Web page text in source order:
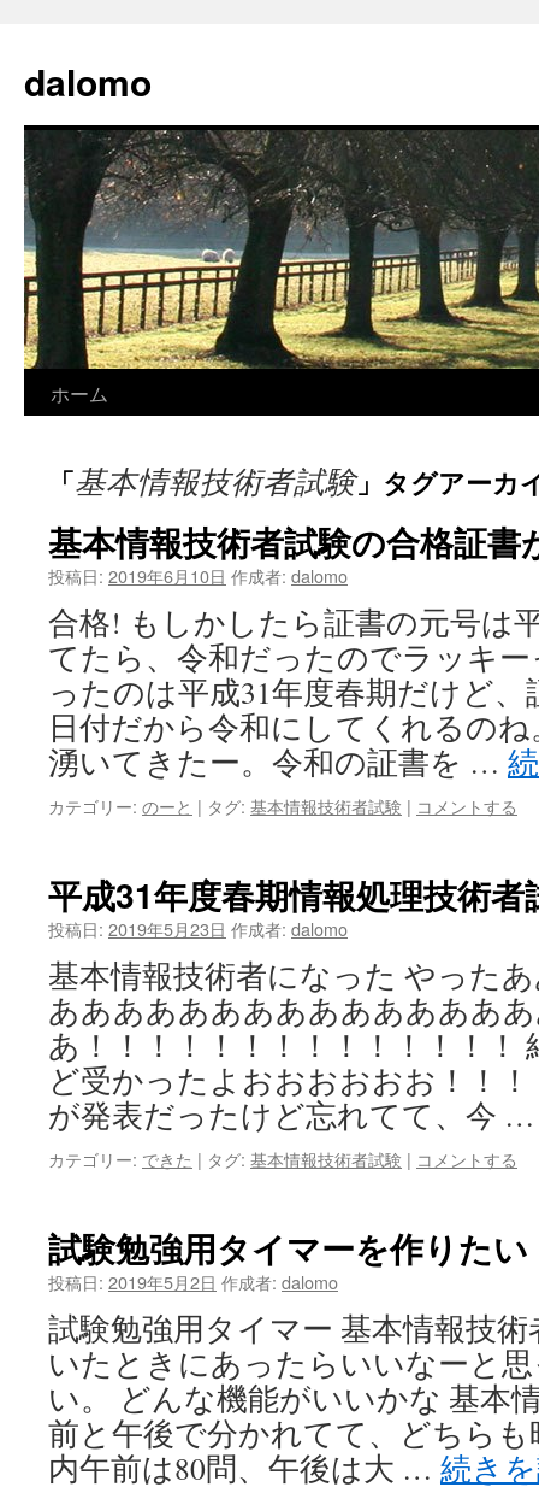
テ
ン
ス
キ
ッ
プ
dalomo
ホーム
「基本情報技術者試験」タグアーカ
基本情報技術者試験の合格証
投稿日: 2019年6月10日 作成者: dalomo
合格! もしかしたら証書の元号は
てたら、令和だったのでラッキ
ったのは平成31年度春期だけど
日付だから令和にしてくれるの
湧いてきたー。令和の証書を …
カテゴリー: のーと | タグ: 基本情報技術者試験 | コメントする
平成31年度春期情報処理技術
投稿日: 2019年5月23日 作成者: dalomo
基本情報技術者になった やった
ああああああああああああああ
あ！！！！！！！！！！！！！！
ど受かったよおおおおおお！！！
が発表だったけど忘れてて、今
カテゴリー: できた | タグ: 基本情報技術者試験 | コメントする
試験勉強用タイマーを作りたい
投稿日: 2019年5月2日 作成者: dalomo
試験勉強用タイマー 基本情報技
いたときにあったらいいなーと
い。 どんな機能がいいかな 基本
前と午後で分かれてて、どちらも
内午前は80問、午後は大 … 続き